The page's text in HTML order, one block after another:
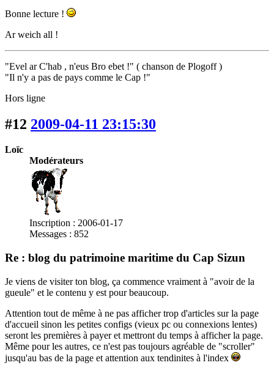
Bonne lecture !
Ar weich all !
"Evel ar C'hab , n'eus Bro ebet !" ( chanson de Plogoff )
"Il n'y a pas de pays comme le Cap !"
Hors ligne
#12 2009-04-11 23:15:30
Loïc
Modérateurs
Inscription : 2006-01-17
Messages : 852
Re : blog du patrimoine maritime du Cap Sizun
Je viens de visiter ton blog, ça commence vraiment à "avoir de la
gueule" et le contenu y est pour beaucoup.
Attention tout de même à ne pas afficher trop d'articles sur la page
d'accueil sinon les petites configs (vieux pc ou connexions lentes)
seront les premières à payer et mettront du temps à afficher la page.
Même pour les autres, ce n'est pas toujours agréable de "scroller"
jusqu'au bas de la page et attention aux tendinites à l'index